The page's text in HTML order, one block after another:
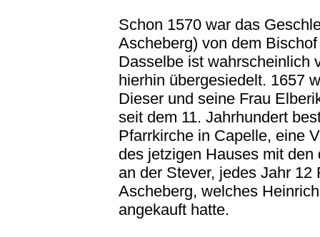
Schon 1570 war das
Ascheberg) von dem
Dasselbe ist wahrscheinlich
hierhin übergesiedelt. 1657
Dieser und seine Frau
seit dem 11. Jahrhundert
Pfarrkirche in Capelle, eine
des jetzigen Hauses mit
an der Stever, jedes Jahr
Ascheberg, welches
angekauft hatte.